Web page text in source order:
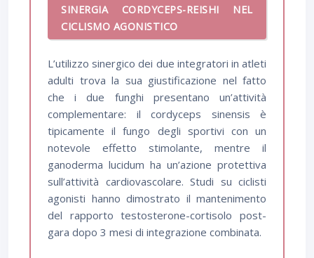
SINERGIA CORDYCEPS-REISHI NEL
CICLISMO AGONISTICO
L’utilizzo sinergico dei due integratori in atleti
adulti trova la sua giustificazione nel fatto
che i due funghi presentano un’attività
complementare: il cordyceps sinensis è
tipicamente il fungo degli sportivi con un
notevole effetto stimolante, mentre il
ganoderma lucidum ha un’azione protettiva
sull’attività cardiovascolare. Studi su ciclisti
agonisti hanno dimostrato il mantenimento
del rapporto testosterone-cortisolo post-
gara dopo 3 mesi di integrazione combinata.